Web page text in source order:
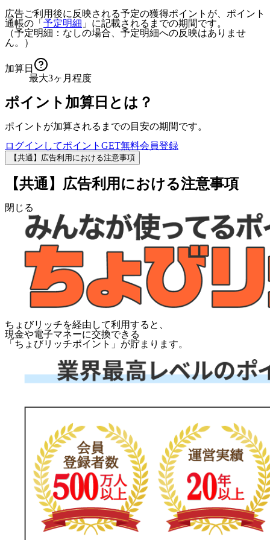
広告ご利用後に反映される予定の獲得ポイントが、ポイント
通帳の「 予定明細 」に記載されるまでの期間です。
（予定明細：なしの場合、予定明細への反映はありませ
ん。）
加算日
最大3ヶ月程度
ポイント加算日とは？
ポイントが加算されるまでの目安の期間です。
ログインしてポイントGET無料会員登録
【共通】広告利用における注意事項
【共通】広告利用における注意事項
閉じる
ちょびリッチを経由して利用すると、
現金や電子マネーに交換できる
「 ちょびリッチポイント 」が貯まります。